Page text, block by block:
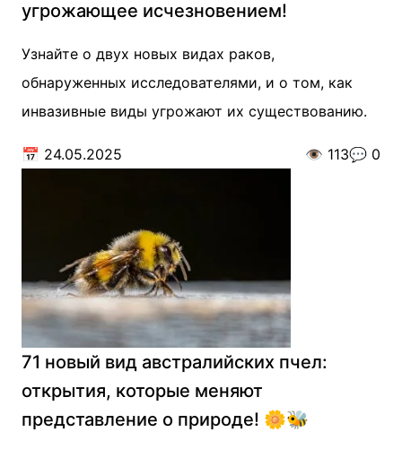
угрожающее исчезновением!
Узнайте о двух новых видах раков,
обнаруженных исследователями, и о том, как
инвазивные виды угрожают их существованию.
📅 24.05.2025 👁️ 113💬 0
71 новый вид австралийских пчел:
открытия, которые меняют
представление о природе! 🌼🐝